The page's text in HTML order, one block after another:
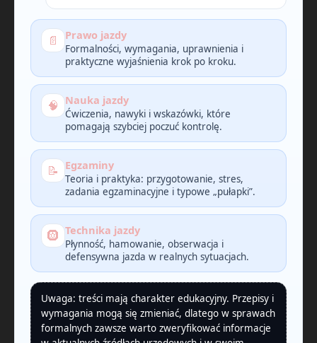
📄 Prawo jazdy
Formalności, wymagania, uprawnienia i
praktyczne wyjaśnienia krok po kroku.
🧠 Nauka jazdy
Ćwiczenia, nawyki i wskazówki, które
pomagają szybciej poczuć kontrolę.
📝 Egzaminy
Teoria i praktyka: przygotowanie, stres,
zadania egzaminacyjne i typowe „pułapki”.
🛞 Technika jazdy
Płynność, hamowanie, obserwacja i
defensywna jazda w realnych sytuacjach.
Uwaga: treści mają charakter edukacyjny. Przepisy i
wymagania mogą się zmieniać, dlatego w sprawach
formalnych zawsze warto zweryfikować informacje